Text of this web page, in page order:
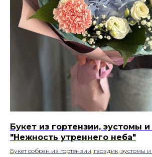
Букет из гортензии, эустомы
"Нежность утреннего неба"
Букет собран из гортензии, гвоздик, эустомы и